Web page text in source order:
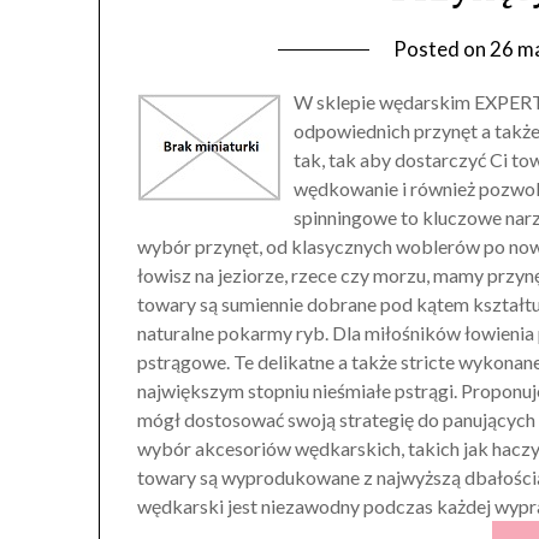
Posted on 26
W sklepie wędarskim
odpowiednich przynęt a
tak, tak aby dostarczyć Ci
wędkowanie i również
spinningowe to kluczowe
wybór przynęt, od klasycznych woblerów po
łowisz na jeziorze, rzece czy morzu, mamy
towary są sumiennie dobrane pod kątem
naturalne pokarmy ryb. Dla miłośników
pstrągowe. Te delikatne a także stricte
największym stopniu nieśmiałe pstrągi.
mógł dostosować swoją strategię do
wybór akcesoriów wędkarskich, takich jak
towary są wyprodukowane z najwyższą
wędkarski jest niezawodny podczas każdej